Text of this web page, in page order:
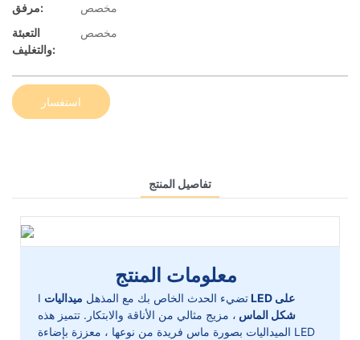
مرفق:
مخصص
التعبئة
والتغليف:
مخصص
استفسار
تفاصيل المنتج
معلومات المنتج
I تضيء الحدث الخاص بك مع المذهل ميداليات LED على
شكل الماس ، مزيج مثالي من الأناقة والابتكار. تتميز هذه
الميداليات بصورة ماس فريدة من نوعها ، معززة بإضاءة LED